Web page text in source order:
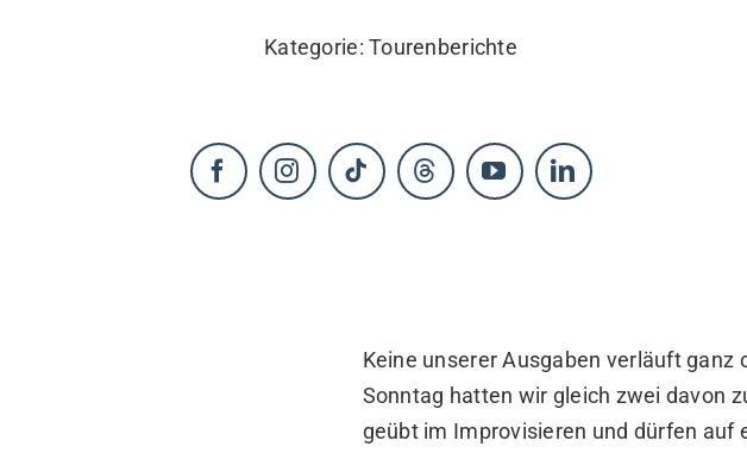
Kategorie:Tourenberichte
Keine unserer Ausgaben verläuft
Sonntag hatten wir gleich zwei davon
geübt im Improvisieren und dürfen auf